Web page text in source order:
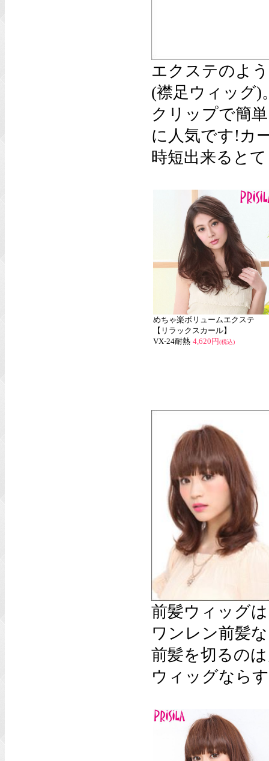
エクステのよ
(襟足ウィッグ)
クリップで簡
に人気です!カ
時短出来ると
めちゃ楽ボリュームエクステ
【リラックスカール】
VX-24耐熱 4,620円(税込)
前髪ウィッグ
ワンレン前髪
前髪を切るの
ウィッグなら